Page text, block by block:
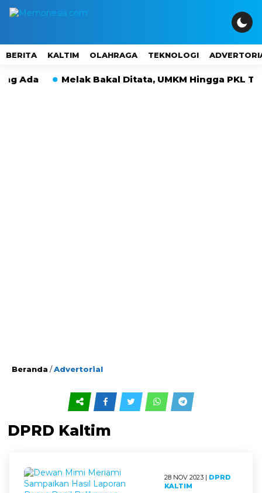
BERITA KALTIM OLAHRAGA TEKNOLOGI
Melak Bakal Ditata, UMKM Hingga PKL Tak
Beranda /Advertorial
DPRD Kaltim
28 NOV 2023 | DPRD
KALTIM